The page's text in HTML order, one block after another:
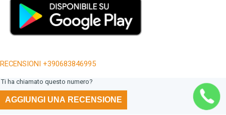
RECENSIONI +390683846995
Ti ha chiamato questo numero?
AGGIUNGI UNA RECENSIONE